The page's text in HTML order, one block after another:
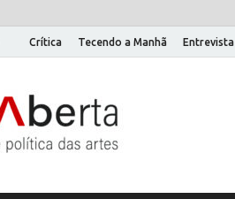
Crítica Tecendo a Manhã Entrevista